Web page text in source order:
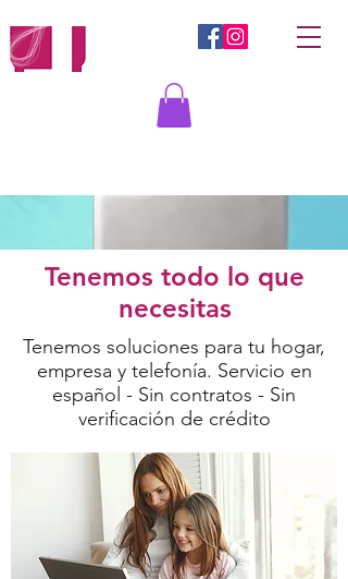
Tenemos todo lo que
necesitas
Tenemos soluciones para tu hogar,
empresa y telefonía. Servicio en
español - Sin contratos - Sin
verificación de crédito